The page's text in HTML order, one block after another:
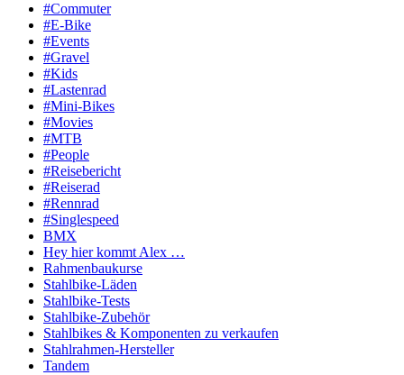
#Commuter
#E-Bike
#Events
#Gravel
#Kids
#Lastenrad
#Mini-Bikes
#Movies
#MTB
#People
#Reisebericht
#Reiserad
#Rennrad
#Singlespeed
BMX
Hey hier kommt Alex …
Rahmenbaukurse
Stahlbike-Läden
Stahlbike-Tests
Stahlbike-Zubehör
Stahlbikes & Komponenten zu verkaufen
Stahlrahmen-Hersteller
Tandem